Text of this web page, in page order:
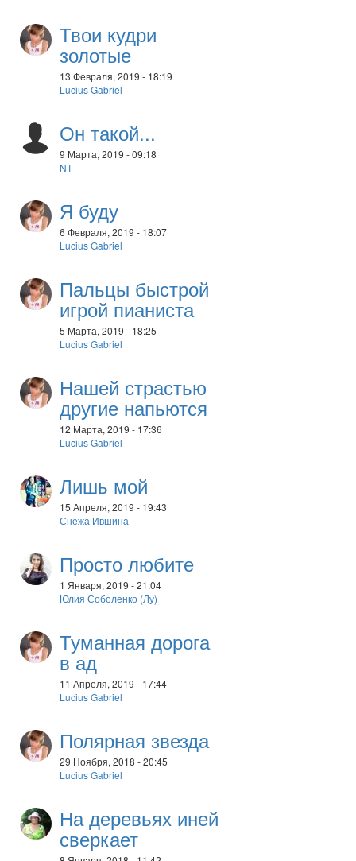
Твои кудри
золотые
13 Февраля, 2019 - 18:19
Lucius Gabriel
Он такой...
9 Марта, 2019 - 09:18
NT
Я буду
6 Февраля, 2019 - 18:07
Lucius Gabriel
Пальцы быстрой
игрой пианиста
5 Марта, 2019 - 18:25
Lucius Gabriel
Нашей страстью
другие напьются
12 Марта, 2019 - 17:36
Lucius Gabriel
Лишь мой
15 Апреля, 2019 - 19:43
Снежа Ившина
Просто любите
1 Января, 2019 - 21:04
Юлия Соболенко (Лу)
Туманная дорога
в ад
11 Апреля, 2019 - 17:44
Lucius Gabriel
Полярная звезда
29 Ноября, 2018 - 20:45
Lucius Gabriel
На деревьях иней
сверкает